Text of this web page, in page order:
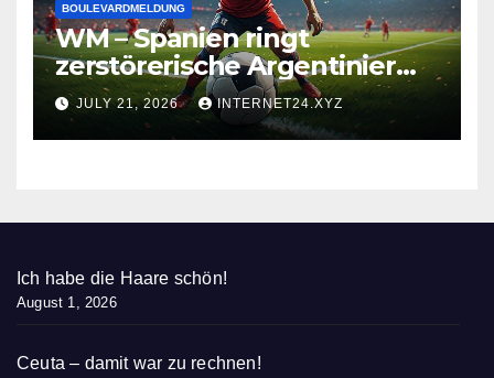
BOULEVARDMELDUNG
WM – Spanien ringt
zerstörerische Argentinier
nieder
JULY 21, 2026 INTERNET24.XYZ
Ich habe die Haare schön!
August 1, 2026
Ceuta – damit war zu rechnen!